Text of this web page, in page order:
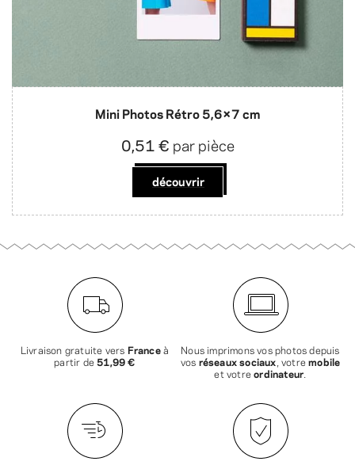
Mini Photos Rétro 5,6×7 cm
0,51 € par pièce
découvrir
Livraison gratuite vers Franceà
partir de51,99 €
Nous imprimons vos photos depuis
vos réseaux sociaux , votremobile
et votreordinateur